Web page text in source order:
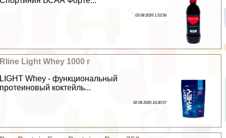
03 08 2026 1:53:56
Rline Light Whey 1000 г
LIGHT Whey - функциональный
протеиновый коктейль...
02 08 2026 10:30:57